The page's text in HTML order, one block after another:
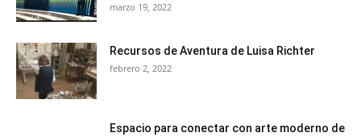
marzo 19, 2022
Recursos de Aventura de Luisa Richter
febrero 2, 2022
Espacio para conectar con arte moderno de